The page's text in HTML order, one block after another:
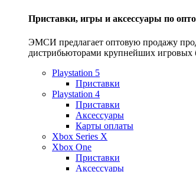
Приставки, игры и аксессуары по
ЭМСИ предлагает оптовую продажу
дистрибьюторами крупнейших игровых
Playstation 5
Приставки
Playstation 4
Приставки
Аксессуары
Карты оплаты
Xbox Series X
Xbox One
Приставки
Аксессуары